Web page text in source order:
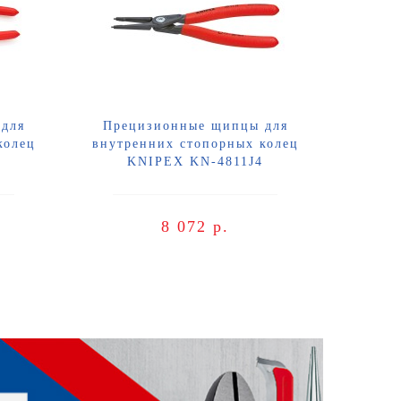
Прецизионные щипцы для
внутренних стопорных колец
KNIPEX KN-4811J4
8 072 р.